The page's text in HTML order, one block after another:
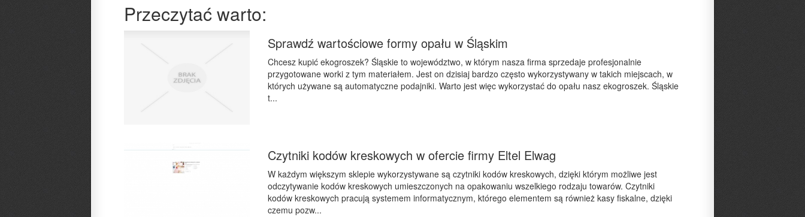
Przeczytać warto:
Sprawdź wartościowe formy opału w Śląskim
Chcesz kupić ekogroszek? Śląskie to województwo, w którym nasza firma sprzedaje profesjonalnie
przygotowane worki z tym materiałem. Jest on dzisiaj bardzo często wykorzystywany w takich miejscach, w
których używane są automatyczne podajniki. Warto jest więc wykorzystać do opału nasz ekogroszek. Śląskie
t...
Czytniki kodów kreskowych w ofercie firmy Eltel Elwag
W każdym większym sklepie wykorzystywane są czytniki kodów kreskowych, dzięki którym możliwe jest
odczytywanie kodów kreskowych umieszczonych na opakowaniu wszelkiego rodzaju towarów. Czytniki
kodów kreskowych pracują systemem informatycznym, którego elementem są również kasy fiskalne, dzięki
czemu pozw...